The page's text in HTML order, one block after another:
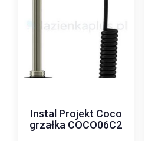
Instal Projekt Coco
grzałka COCO06C2